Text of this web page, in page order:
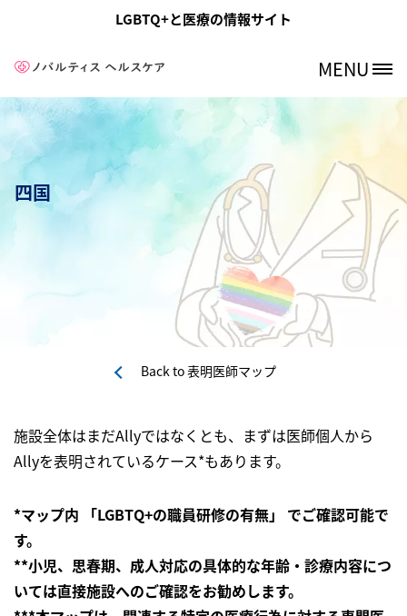
メインコンテンツに移動
LGBTQ+と医療の情報サイト
Site Logo MENU
四国
Back to表明医師マップ
施設全体はまだAllyではなくとも、まずは医師個人から
Allyを表明されているケース*もあります。
*マップ内 「LGBTQ+の職員研修の有無」 でご確認可能で
す。
**小児、思春期、成人対応の具体的な年齢・診療内容につ
いては直接施設へのご確認をお勧めします。